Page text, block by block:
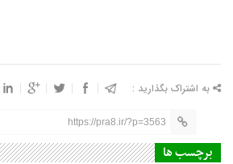
به اشتراک بگذارید :
https://pra8.ir/?p=3563
برچسب ها